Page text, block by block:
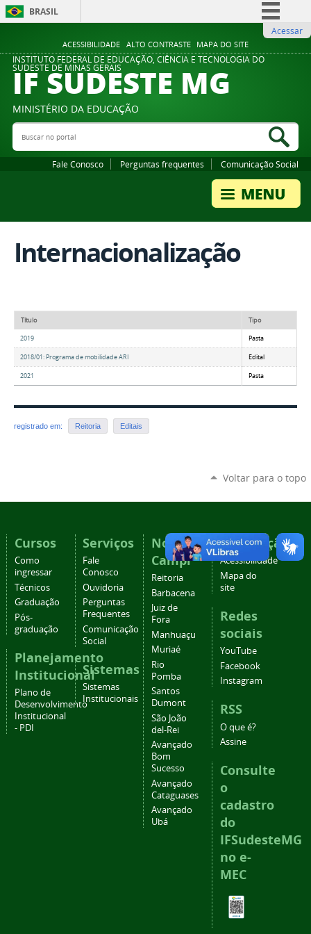
ACESSIBILIDADE ALTO CONTRASTE MAPA DO SITE
BRASIL
Comunica BR
Participe
Legislação
Acessar
INSTITUTO FEDERAL DE EDUCAÇÃO, CIÊNCIA E TECNOLOGIA DO
SUDESTE DE MINAS GERAIS
IF SUDESTE MG
MINISTÉRIO DA EDUCAÇÃO
Buscar no portal
Fale Conosco Perguntas frequentes Comunicação Social
Internacionalização
Título Tipo
2019 Pasta
2018/01: Programa de mobilidade ARI Edital
2021 Pasta
registrado em: Reitoria Editais
Voltar para o topo
Cursos
Como
ingressar
Técnicos
Graduação
Pós-
graduação
Planejamento
Institucional
Plano de
Desenvolvimento
Institucional
- PDI
Serviços
Fale
Conosco
Ouvidoria
Perguntas
Frequentes
Comunicação
Social
Sistemas
Sistemas
Institucionais
Nossos
Campi
Reitoria
Barbacena
Juiz de
Fora
Manhuaçu
Muriaé
Rio
Pomba
Santos
Dumont
São João
del-Rei
Avançado
Bom
Sucesso
Avançado
Cataguases
Avançado
Ubá
Navegação
Acessibilidade
Mapa do
site
Redes
sociais
YouTube
Facebook
Instagram
RSS
O que é?
Assine
Consulte
o
cadastro
do
IFSudesteMG
no e-
MEC